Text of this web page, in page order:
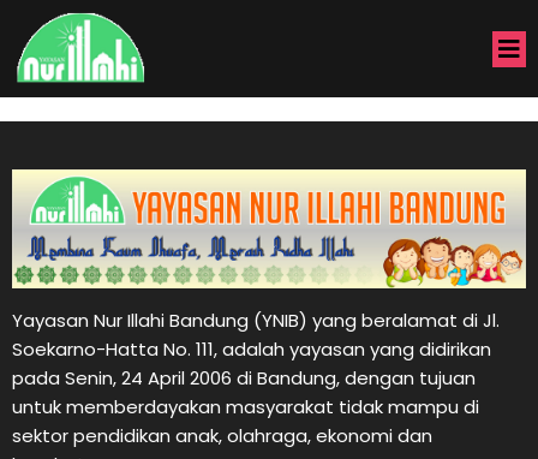
Yayasan Nur Illahi Bandung (YNIB) yang beralamat di Jl.
Soekarno-Hatta No. 111, adalah yayasan yang didirikan
pada Senin, 24 April 2006 di Bandung, dengan tujuan
untuk memberdayakan masyarakat tidak mampu di
sektor pendidikan anak, olahraga, ekonomi dan